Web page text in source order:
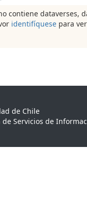
contiene dataverses,
identifíquese para
de Chile
de Servicios de